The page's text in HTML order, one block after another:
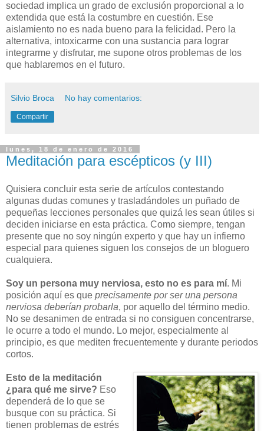
sociedad implica un grado de exclusión proporcional a lo
extendida que está la costumbre en cuestión. Ese
aislamiento no es nada bueno para la felicidad. Pero la
alternativa, intoxicarme con una sustancia para lograr
integrarme y disfrutar, me supone otros problemas de los
que hablaremos en el futuro.
Silvio Broca No hay comentarios:
Compartir
lunes, 18 de enero de 2016
Meditación para escépticos (y III)
Quisiera concluir esta serie de artículos contestando
algunas dudas comunes y trasladándoles un puñado de
pequeñas lecciones personales que quizá les sean útiles si
deciden iniciarse en esta práctica. Como siempre, tengan
presente que no soy ningún experto y que hay un infierno
especial para quienes siguen los consejos de un bloguero
cualquiera.
Soy un persona muy nerviosa, esto no es para mí. Mi
posición aquí es que precisamente por ser una persona
nerviosa deberían probarla, por aquello del término medio.
No se desanimen de entrada si no consiguen concentrarse,
le ocurre a todo el mundo. Lo mejor, especialmente al
principio, es que mediten frecuentemente y durante periodos
cortos.
Esto de la meditación
¿para qué me sirve? Eso
dependerá de lo que se
busque con su práctica. Si
tienen problemas de estrés